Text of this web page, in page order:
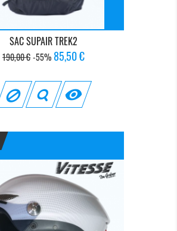
SAC SUPAIR TREK2
Prix
base
190,00 €-55% Prix
85,50 €
